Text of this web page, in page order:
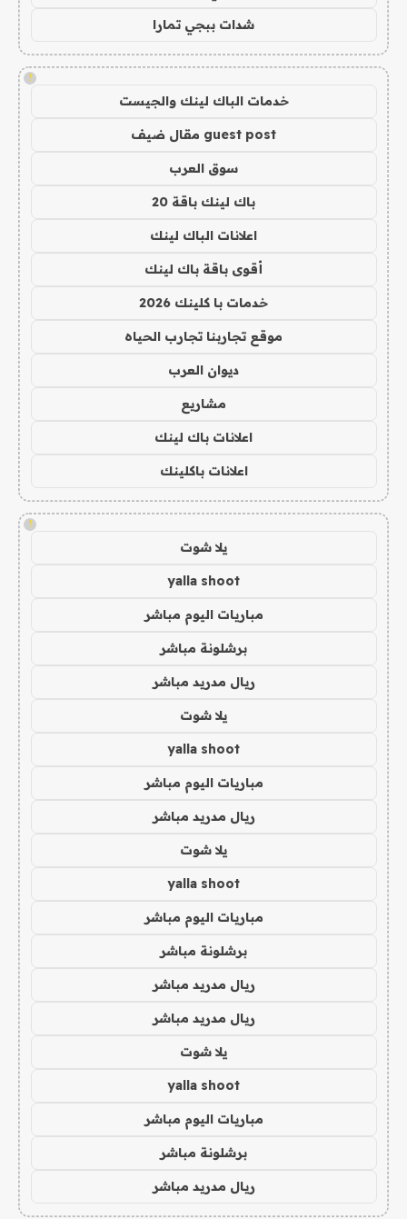
شدات ببجي تمارا
!
خدمات الباك لينك والجيست
guest post مقال ضيف
سوق العرب
باك لينك باقة 20
اعلانات الباك لينك
أقوى باقة باك لينك
خدمات با كلينك 2026
موقع تجاربنا تجارب الحياه
ديوان العرب
مشاريع
اعلانات باك لينك
اعلانات باكلينك
!
يلا شوت
yalla shoot
مباريات اليوم مباشر
برشلونة مباشر
ريال مدريد مباشر
يلا شوت
yalla shoot
مباريات اليوم مباشر
ريال مدريد مباشر
يلا شوت
yalla shoot
مباريات اليوم مباشر
برشلونة مباشر
ريال مدريد مباشر
ريال مدريد مباشر
يلا شوت
yalla shoot
مباريات اليوم مباشر
برشلونة مباشر
ريال مدريد مباشر